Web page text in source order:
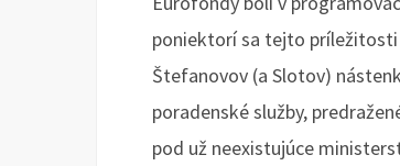
poniektorí sa tejto príležitosti
Štefanovov (a Slotov)
poradenské služby,
pod už neexistujúce